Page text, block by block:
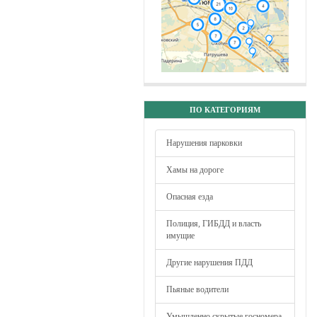
ПО КАТЕГОРИЯМ
Нарушения парковки
Хамы на дороге
Опасная езда
Полиция, ГИБДД и власть
имущие
Другие нарушения ПДД
Пьяные водители